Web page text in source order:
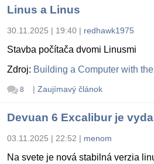
Linus a Linus
30.11.2025 | 19:40 | redhawk1975
Stavba počítača dvomi Linusmi
Zdroj: Building a Computer with
8 | Zaujímavý článok
Devuan 6 Excalibur je
03.11.2025 | 22:52 | menom
Na svete je nová stabilná verzia